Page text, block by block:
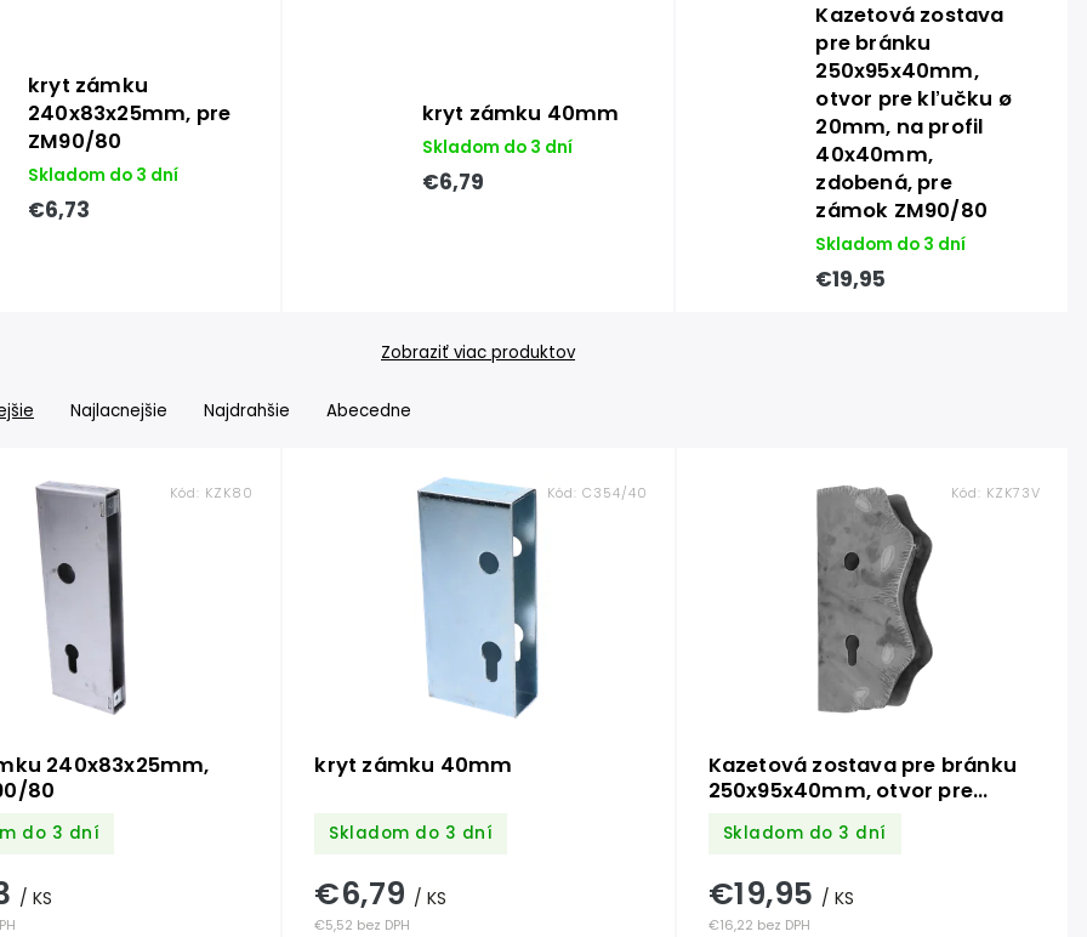
kryt zámku
240x83x25mm, pre
ZM90/80
Skladom do 3 dní
€6,73
kryt zámku 40mm
Skladom do 3 dní
€6,79
Kazetová zostava
pre bránku
250x95x40mm,
otvor pre kľučku ø
20mm, na profil
40x40mm,
zdobená, pre
zámok ZM90/80
Skladom do 3 dní
€19,95
Zobraziť viac produktov
Najlacnejšie Najdrahšie Abecedne
240x83x25mm,
80
do 3 dní
/ KS
Kód: KZK80
kryt zámku 40mm
Skladom do 3 dní
€5,52 bez DPH
€6,79/ KS
Kód: C354/40
Kazetová zostava pre bránku
250x95x40mm, otvor pre
40x40mm, zdobená, pre
Skladom do 3 dní
€16,22 bez DPH
€19,95/ KS
Kód: KZK73V